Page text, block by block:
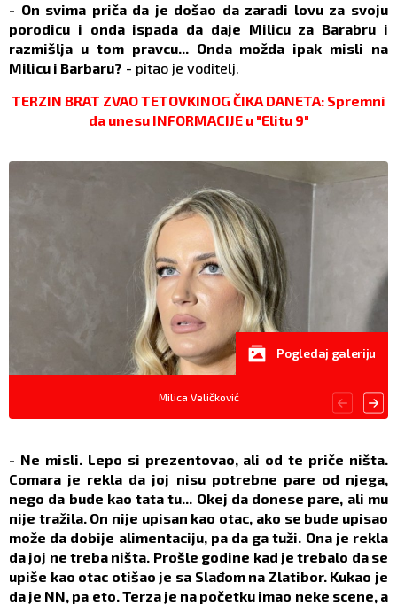
- On svima priča da je došao da zaradi lovu za svoju
porodicu i onda ispada da daje Milicu za Barabru i
razmišlja u tom pravcu... Onda možda ipak misli na
Milicu i Barbaru? - pitao je voditelj.
TERZIN BRAT ZVAO TETOVKINOG ČIKA DANETA: Spremni
da unesu INFORMACIJE u "Elitu 9"
Milica Veličković
Pogledaj galeriju
- Ne misli. Lepo si prezentovao, ali od te priče ništa.
Comara je rekla da joj nisu potrebne pare od njega,
nego da bude kao tata tu... Okej da donese pare, ali mu
nije tražila. On nije upisan kao otac, ako se bude upisao
može da dobije alimentaciju, pa da ga tuži. Ona je rekla
da joj ne treba ništa. Prošle godine kad je trebalo da se
upiše kao otac otišao je sa Slađom na Zlatibor. Kukao je
da je NN, pa eto. Terza je na početku imao neke scene, a